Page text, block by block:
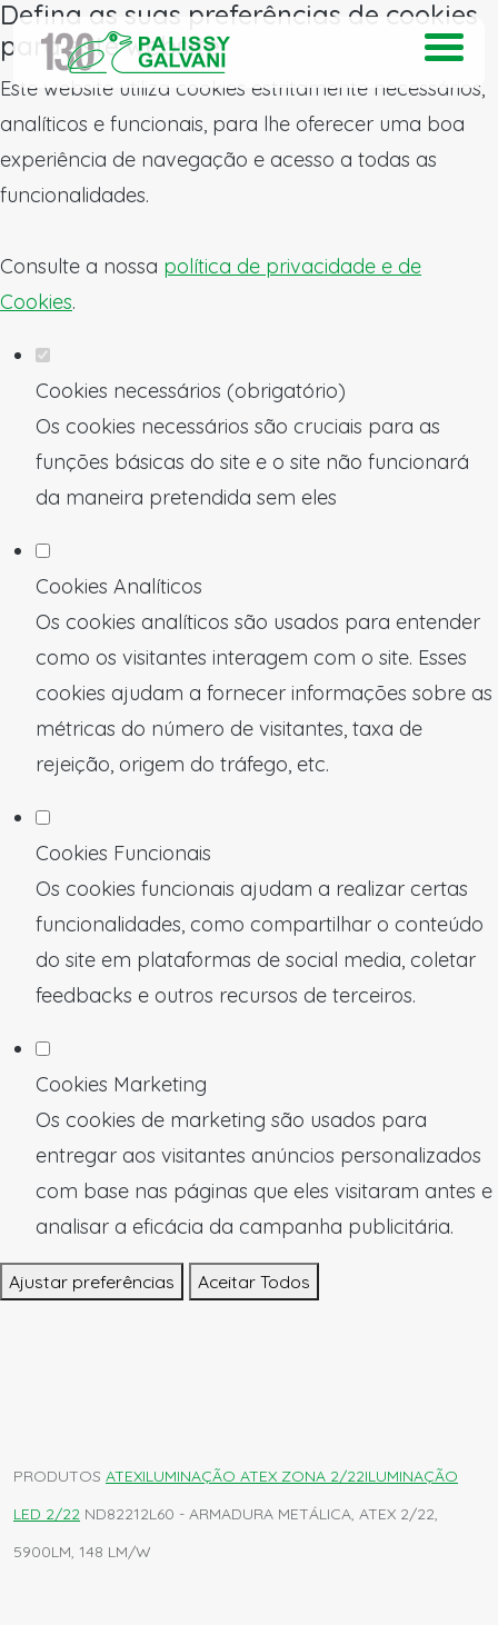
Defina as suas preferências de cookies
para este website.
Este website utiliza cookies estritamente necessários,
analíticos e funcionais, para lhe oferecer uma boa
experiência de navegação e acesso a todas as
funcionalidades.
Consulte a nossa política de privacidade e de
Cookies.
Cookies necessários (obrigatório)
Os cookies necessários são cruciais para as
funções básicas do site e o site não funcionará
da maneira pretendida sem eles
Cookies Analíticos
Os cookies analíticos são usados para entender
como os visitantes interagem com o site. Esses
cookies ajudam a fornecer informações sobre as
métricas do número de visitantes, taxa de
rejeição, origem do tráfego, etc.
Cookies Funcionais
Os cookies funcionais ajudam a realizar certas
funcionalidades, como compartilhar o conteúdo
do site em plataformas de social media, coletar
feedbacks e outros recursos de terceiros.
Cookies Marketing
Os cookies de marketing são usados para
entregar aos visitantes anúncios personalizados
com base nas páginas que eles visitaram antes e
analisar a eficácia da campanha publicitária.
Ajustar preferências Aceitar Todos
PRODUTOS ATEXILUMINAÇÃO ATEX ZONA 2/22ILUMINAÇÃO
LED 2/22 ND82212L60 - ARMADURA METÁLICA, ATEX 2/22,
5900LM, 148 LM/W